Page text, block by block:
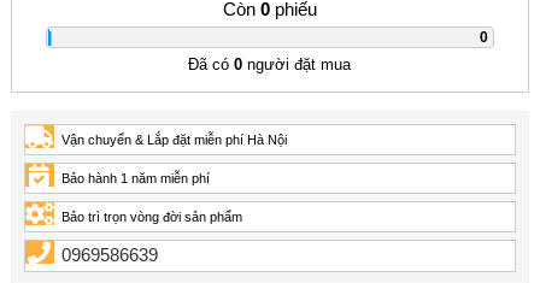
Còn 0phiếu
0
Đã có0 người đặt mua
Vận chuyển & Lắp đặt miễn phí Hà Nội
Bảo hành 1 năm miễn phí
Bảo trì trọn vòng đời sản phẩm
0969586639